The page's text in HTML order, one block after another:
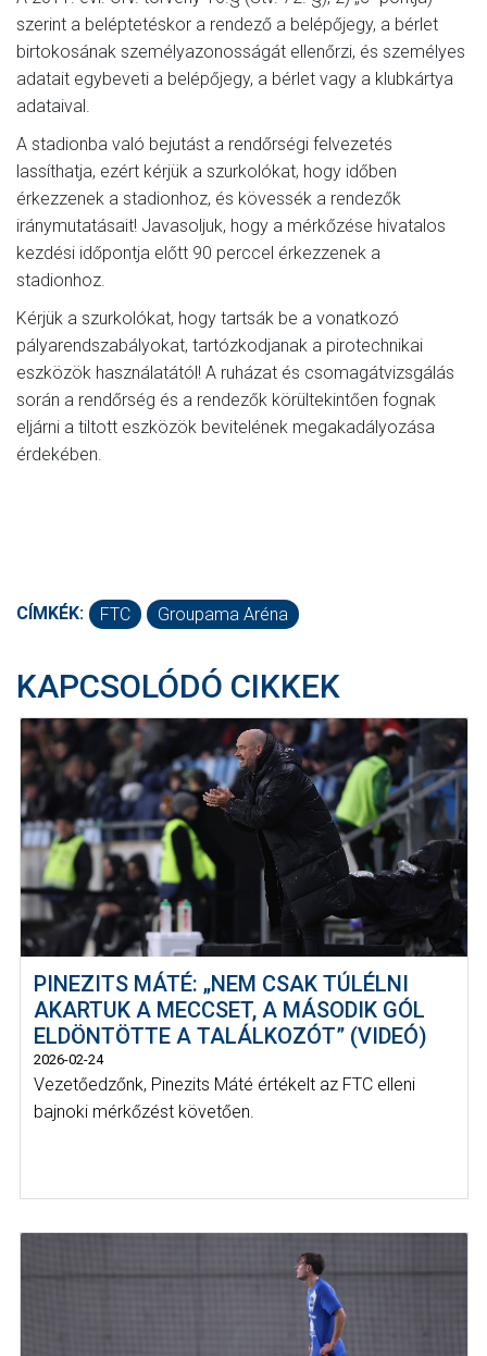
szerint a beléptetéskor a rendező a belépőjegy, a bérlet
birtokosának személyazonosságát ellenőrzi, és személyes
adatait egybeveti a belépőjegy, a bérlet vagy a klubkártya
adataival.
A stadionba való bejutást a rendőrségi felvezetés
lassíthatja, ezért kérjük a szurkolókat, hogy időben
érkezzenek a stadionhoz, és kövessék a rendezők
iránymutatásait! Javasoljuk, hogy a mérkőzése hivatalos
kezdési időpontja előtt 90 perccel érkezzenek a
stadionhoz.
Kérjük a szurkolókat, hogy tartsák be a vonatkozó
pályarendszabályokat, tartózkodjanak a pirotechnikai
eszközök használatától! A ruházat és csomagátvizsgálás
során a rendőrség és a rendezők körültekintően fognak
eljárni a tiltott eszközök bevitelének megakadályozása
érdekében.
CÍMKÉK: FTC Groupama Aréna
KAPCSOLÓDÓ CIKKEK
PINEZITS MÁTÉ: „NEM CSAK TÚLÉLNI
AKARTUK A MECCSET, A MÁSODIK GÓL
ELDÖNTÖTTE A TALÁLKOZÓT” (VIDEÓ)
2026-02-24
Vezetőedzőnk, Pinezits Máté értékelt az FTC elleni
bajnoki mérkőzést követően.